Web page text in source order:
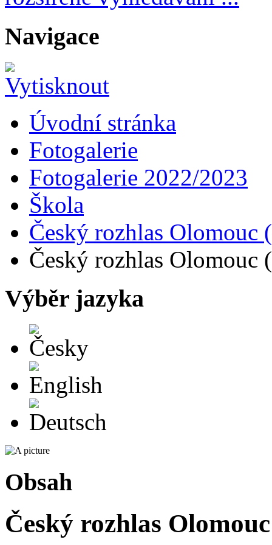
Navigace
Úvodní stránka
Fotogalerie
Fotogalerie 2022/2023
Škola
Český rozhlas Olomouc
Český rozhlas Olomouc
Výběr jazyka
Obsah
Český rozhlas